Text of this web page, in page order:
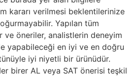
kararı verilmesi beklentilerinize
Yapılan tüm
ve öneriler, analistlerin deneyim
yapabileceği en iyi ve en doğru
iyi niyetli bir ürünüdür.
birer AL veya SAT önerisi teşkil